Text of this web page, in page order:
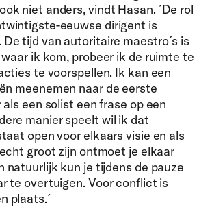
niet anders, vindt Hasan. ´De rol
eeuwse dirigent is
tijd van autoritaire maestro´s is
ik kom, probeer ik de ruimte te
te voorspellen. Ik kan een
meenemen naar de eerste
een solist een frase op een
manier speelt wil ik dat
open voor elkaars visie en als
groot zijn ontmoet je elkaar
natuurlijk kun je tijdens de pauze
te overtuigen. Voor conflict is
plaats.´